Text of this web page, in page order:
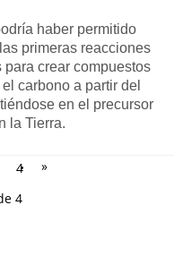
haber permitido
primeras reacciones
para crear compuestos
carbono a partir del
en el precursor
la Tierra.
4
»
4